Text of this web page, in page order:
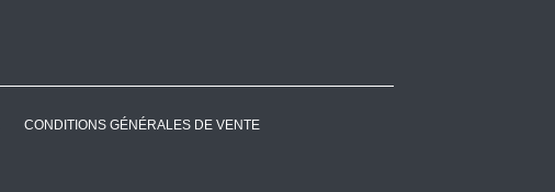
CONDITIONS GÉNÉRALES DE VENTE